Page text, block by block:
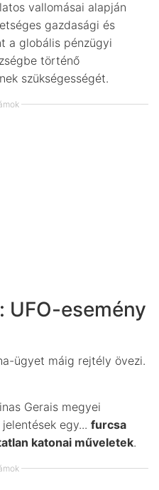
vallomásai alapján
gazdasági és
a globális pénzügyi
történő
szükségességét.
UFO-esemény
ügyet máig rejtély övezi.
Gerais megyei
egy... furcsa
katonai műveletek.